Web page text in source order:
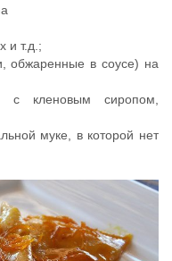
и т.д.;
обжаренные в соусе) на
с кленовым сиропом,
муке, в которой нет